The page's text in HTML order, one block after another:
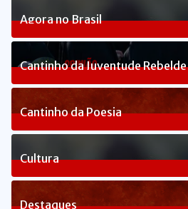
Agora no Brasil
240Posts
Cantinho da Juventude Rebelde
3Posts
Cantinho da Poesia
1Posts
Cultura
83Posts
Destaques